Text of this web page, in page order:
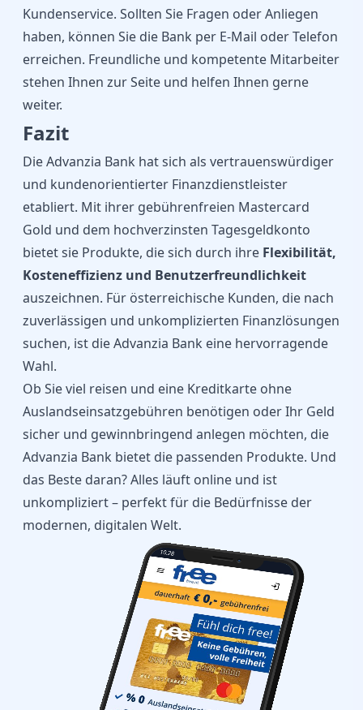
Kundenservice. Sollten Sie Fragen oder Anliegen
haben, können Sie die Bank per E-Mail oder Telefon
erreichen. Freundliche und kompetente Mitarbeiter
stehen Ihnen zur Seite und helfen Ihnen gerne
weiter.
Fazit
Die Advanzia Bank hat sich als vertrauenswürdiger
und kundenorientierter Finanzdienstleister
etabliert. Mit ihrer gebührenfreien Mastercard
Gold und dem hochverzinsten Tagesgeldkonto
bietet sie Produkte, die sich durch ihre Flexibilität,
Kosteneffizienz und Benutzerfreundlichkeit
auszeichnen. Für österreichische Kunden, die nach
zuverlässigen und unkomplizierten Finanzlösungen
suchen, ist die Advanzia Bank eine hervorragende
Wahl.
Ob Sie viel reisen und eine Kreditkarte ohne
Auslandseinsatzgebühren benötigen oder Ihr Geld
sicher und gewinnbringend anlegen möchten, die
Advanzia Bank bietet die passenden Produkte. Und
das Beste daran? Alles läuft online und ist
unkompliziert – perfekt für die Bedürfnisse der
modernen, digitalen Welt.
Speaker Camera
10.28